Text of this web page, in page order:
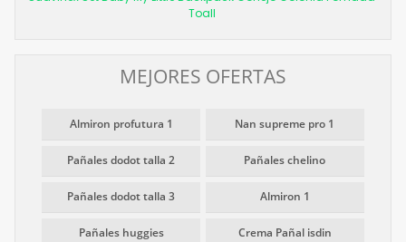
Toall
MEJORES OFERTAS
Almiron profutura 1 Nan supreme pro 1
Pañales dodot talla 2 Pañales chelino
Pañales dodot talla 3 Almiron 1
Pañales huggies Crema Pañal isdin